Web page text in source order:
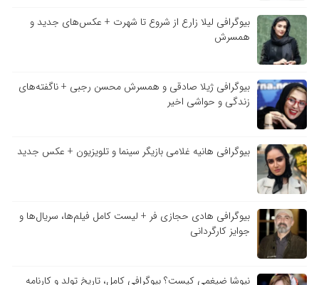
بیوگرافی لیلا زارع از شروع تا شهرت + عکس‌های جدید و
همسرش
بیوگرافی ژیلا صادقی و همسرش محسن رجبی + ناگفته‌های
زندگی و حواشی اخیر
بیوگرافی هانیه غلامی بازیگر سینما و تلویزیون + عکس جدید
بیوگرافی هادی حجازی فر + لیست کامل فیلم‌ها، سریال‌ها و
جوایز کارگردانی
نیوشا ضیغمی کیست؟ بیوگرافی کامل، تاریخ تولد و کارنامه